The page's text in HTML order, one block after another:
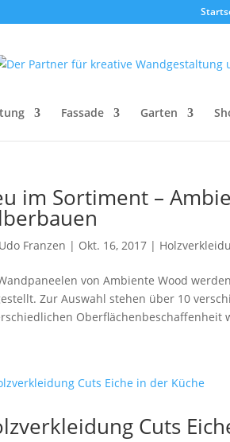
Fassade Garten
im Sortiment –
Udo Franzen | Okt. 16, 2017|
von Ambiente Wood
Zur Auswahl stehen über 10
Oberflächenbeschaffenheit
Cuts